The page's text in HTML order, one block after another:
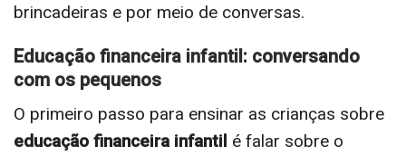
brincadeiras e por meio de conversas.
Educação financeira infantil: conversando
com os pequenos
O primeiro passo para ensinar as crianças sobre
educação financeira infantil é falar sobre o